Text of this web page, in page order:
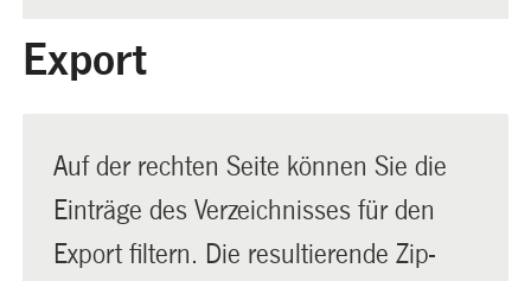
Export
Auf der rechten Seite können Sie die
Einträge des Verzeichnisses für den
Export filtern. Die resultierende Zip-